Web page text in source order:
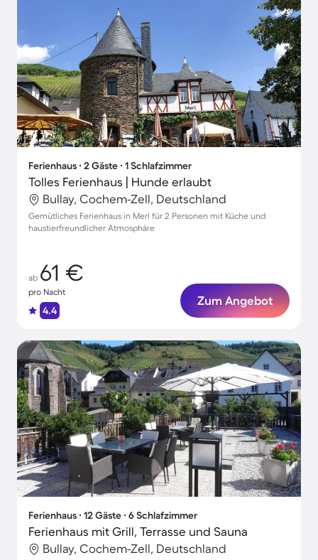
Ferienhaus ∙ 2 Gäste ∙ 1 Schlafzimmer
Tolles Ferienhaus | Hunde erlaubt
Bullay, Cochem-Zell, Deutschland
Gemütliches Ferienhaus in Merl für 2 Personen mit Küche und
haustierfreundlicher Atmosphäre
ab 61 €
pro Nacht
4.4
Zum Angebot
Ferienhaus ∙ 12 Gäste ∙ 6 Schlafzimmer
Ferienhaus mit Grill, Terrasse und Sauna
Bullay, Cochem-Zell, Deutschland